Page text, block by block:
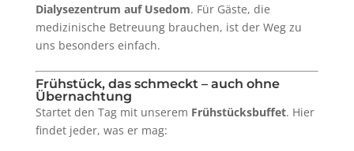
Dialysezentrum auf Usedom. Für Gäste, die
medizinische Betreuung brauchen, ist der Weg zu
uns besonders einfach.
Frühstück, das schmeckt – auch ohne
Übernachtung
Startet den Tag mit unserem Frühstücksbuffet. Hier
findet jeder, was er mag: